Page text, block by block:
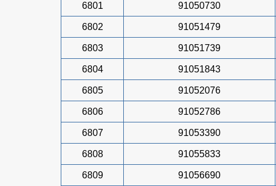
6801 91050730
6802 91051479
6803 91051739
6804 91051843
6805 91052076
6806 91052786
6807 91053390
6808 91055833
6809 91056690